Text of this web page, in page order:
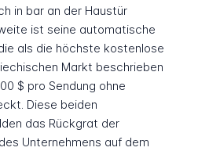
in bar an der Haustür
ist seine automatische
als die höchste kostenlose
Markt beschrieben
$ pro Sendung ohne
Diese beiden
das Rückgrat der
Unternehmens auf dem